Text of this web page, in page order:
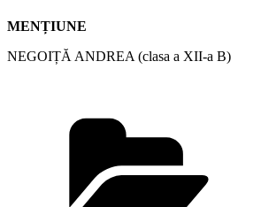
MENȚIUNE
NEGOIȚĂ ANDREA (clasa a XII-a B)